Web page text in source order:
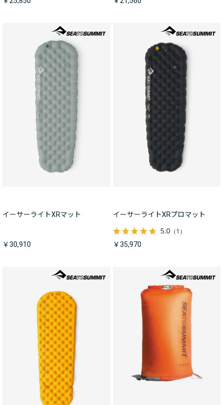
イーサーライトXRマット
￥30,910
イーサーライトXRプロマット
5.0（1）
￥35,970